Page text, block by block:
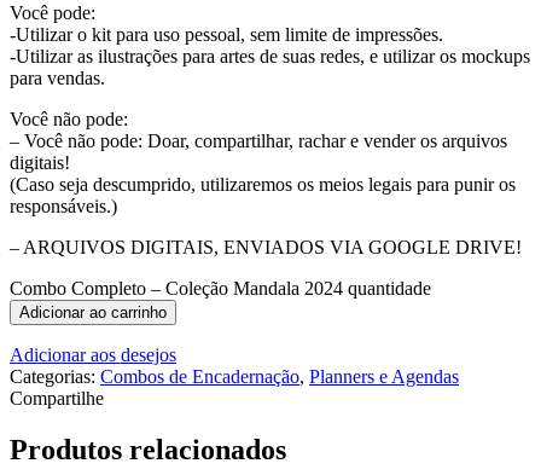
Você pode:
-Utilizar o kit para uso pessoal, sem limite de impressões.
-Utilizar as ilustrações para artes de suas redes, e utilizar os mockups
para vendas.
Você não pode:
– Você não pode: Doar, compartilhar, rachar e vender os arquivos
digitais!
(Caso seja descumprido, utilizaremos os meios legais para punir os
responsáveis.)
– ARQUIVOS DIGITAIS, ENVIADOS VIA GOOGLE DRIVE!
Combo Completo – Coleção Mandala 2024 quantidade
Adicionar ao carrinho
Adicionar aos desejos
Categorias: Combos de Encadernação, Planners e Agendas
Compartilhe
Produtos relacionados